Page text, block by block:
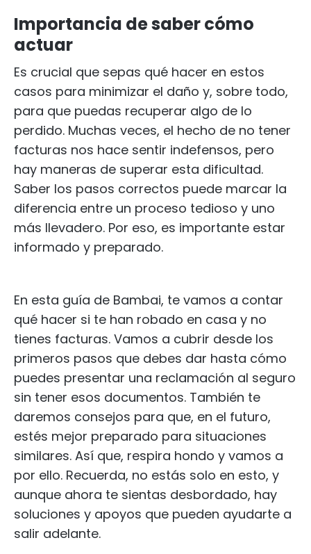
Importancia de saber cómo
actuar
Es crucial que sepas qué hacer en estos
casos para minimizar el daño y, sobre todo,
para que puedas recuperar algo de lo
perdido. Muchas veces, el hecho de no tener
facturas nos hace sentir indefensos, pero
hay maneras de superar esta dificultad.
Saber los pasos correctos puede marcar la
diferencia entre un proceso tedioso y uno
más llevadero. Por eso, es importante estar
informado y preparado.
En esta guía de Bambai, te vamos a contar
qué hacer si te han robado en casa y no
tienes facturas. Vamos a cubrir desde los
primeros pasos que debes dar hasta cómo
puedes presentar una reclamación al seguro
sin tener esos documentos. También te
daremos consejos para que, en el futuro,
estés mejor preparado para situaciones
similares. Así que, respira hondo y vamos a
por ello. Recuerda, no estás solo en esto, y
aunque ahora te sientas desbordado, hay
soluciones y apoyos que pueden ayudarte a
salir adelante.